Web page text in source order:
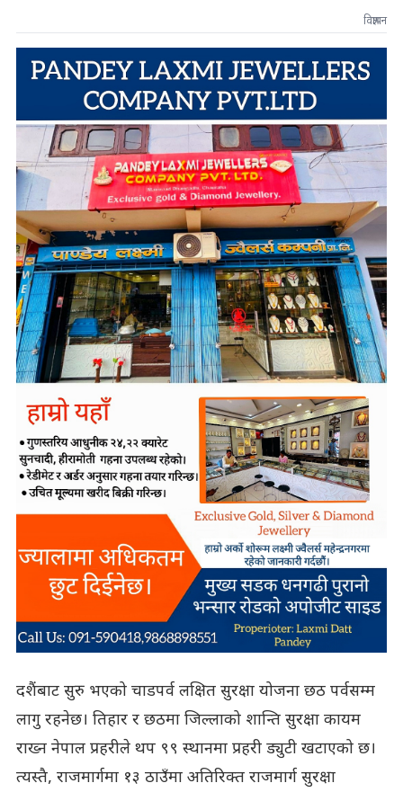
विज्ञापन
दशैंबाट सुरु भएको चाडपर्व लक्षित सुरक्षा योजना छठ पर्वसम्म
लागु रहनेछ। तिहार र छठमा जिल्लाको शान्ति सुरक्षा कायम
राख्न नेपाल प्रहरीले थप ९९ स्थानमा प्रहरी ड्युटी खटाएको छ।
त्यस्तै, राजमार्गमा १३ ठाउँमा अतिरिक्त राजमार्ग सुरक्षा